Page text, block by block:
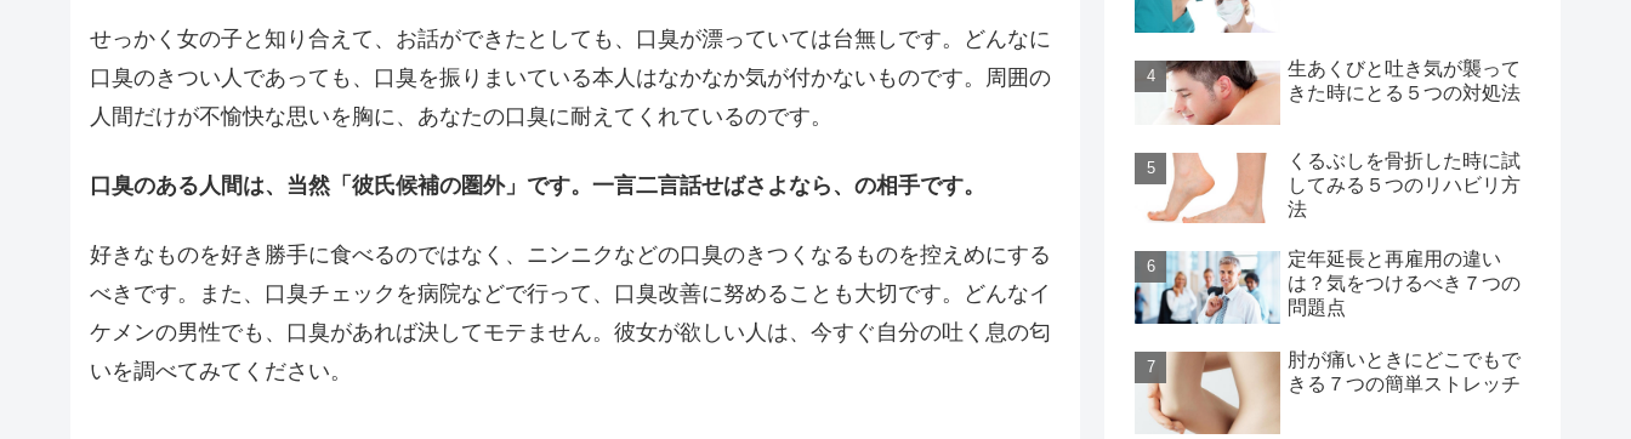
せっかく女の子と知り合えて、お話ができたとしても、口臭が漂っていては台無しです。どんなに
口臭のきつい人であっても、口臭を振りまいている本人はなかなか気が付かないものです。周囲の
人間だけが不愉快な思いを胸に、あなたの口臭に耐えてくれているのです。
口臭のある人間は、当然「彼氏候補の圏外」です。一言二言話せばさよなら、の相手です。
好きなものを好き勝手に食べるのではなく、ニンニクなどの口臭のきつくなるものを控えめにする
べきです。また、口臭チェックを病院などで行って、口臭改善に努めることも大切です。どんなイ
ケメンの男性でも、口臭があれば決してモテません。彼女が欲しい人は、今すぐ自分の吐く息の匂
いを調べてみてください。
生あくびと吐き気が襲って
きた時にとる５つの対処法
くるぶしを骨折した時に試
してみる５つのリハビリ方
法
定年延長と再雇用の違い
は？気をつけるべき７つの
問題点
肘が痛いときにどこでもで
きる７つの簡単ストレッチ